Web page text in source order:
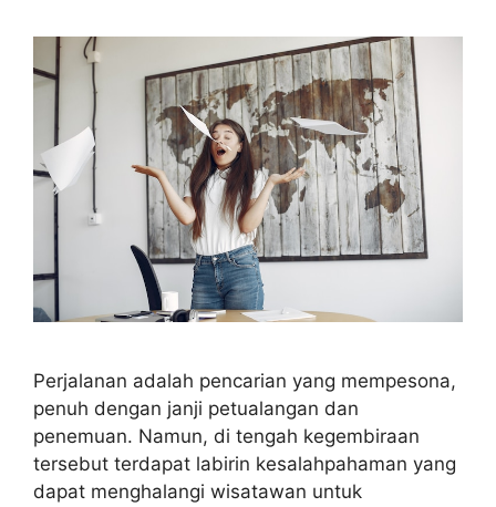
Perjalanan adalah pencarian yang mempesona,
penuh dengan janji petualangan dan
penemuan. Namun, di tengah kegembiraan
tersebut terdapat labirin kesalahpahaman yang
dapat menghalangi wisatawan untuk